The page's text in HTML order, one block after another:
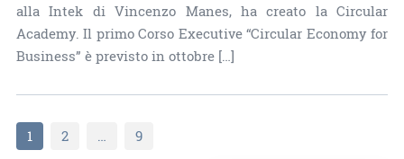
alla Intek di Vincenzo Manes, ha creato la Circular
Academy. Il primo Corso Executive “Circular Economy for
Business” è previsto in ottobre […]
1 2 … 9